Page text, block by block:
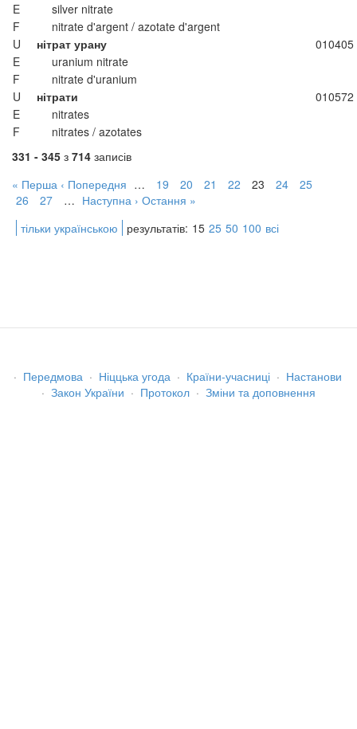
E
silver nitrate
F
nitrate d'argent / azotate d'argent
U
нітрат урану
010405
E
uranium nitrate
F
nitrate d'uranium
U
нітрати
010572
E
nitrates
F
nitrates / azotates
331 - 345 з 714 записів
« Перша ‹ Попередня … 19 20 21 22 23 24
25
26
27 … Наступна › Остання »
тільки українською
результатів: 15 25 50 100 всі
· Передмова · Ніццька угода · Країни-учасниці · Настанови
· Закон України · Протокол · Зміни та доповнення